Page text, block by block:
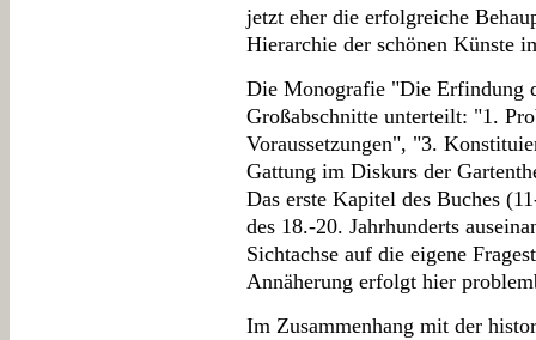
jetzt eher die erfolgreiche
Hierarchie der schönen Künste
Die Monografie "Die Erfindung
Großabschnitte unterteilt: "1.
Voraussetzungen", "3.
Gattung im Diskurs der
Das erste Kapitel des Buches
des 18.-20. Jahrhunderts
Sichtachse auf die eigene
Annäherung erfolgt hier
Im Zusammenhang mit der